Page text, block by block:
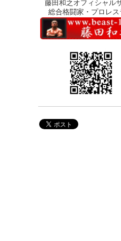
藤田和之オフィシャル
総合格闘家・プロレス